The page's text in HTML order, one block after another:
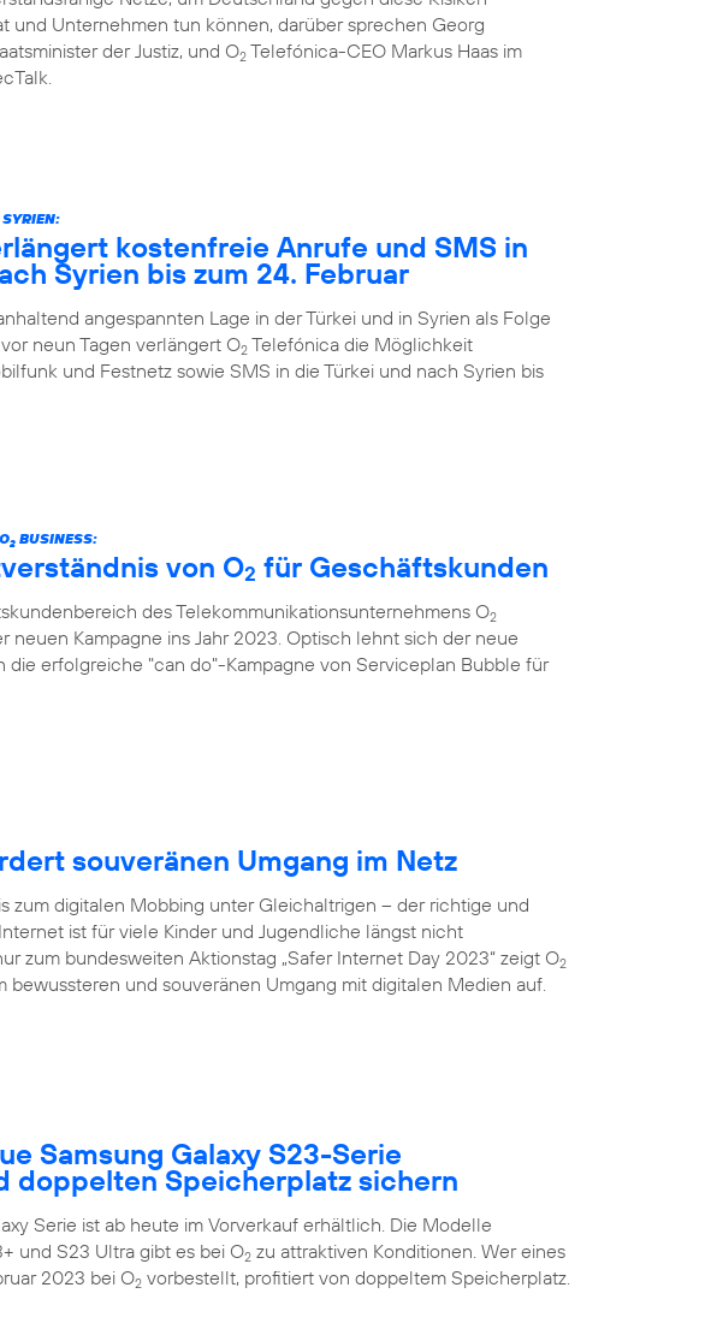
und Unternehmen tun können, darüber sprechen Georg
der Justiz, und O2 Telefónica-CEO Markus Haas im
SYRIEN:
kostenfreie Anrufe und SMS in
Syrien bis zum 24. Februar
angespannten Lage in der Türkei und in Syrien als Folge
neun Tagen verlängert O2 Telefónica die Möglichkeit
und Festnetz sowie SMS in die Türkei und nach Syrien bis
2 BUSINESS:
von O2 für Geschäftskunden
des Telekommunikationsunternehmens O2
neuen Kampagne ins Jahr 2023. Optisch lehnt sich der neue
die erfolgreiche "can do"-Kampagne von Serviceplan Bubble für
souveränen Umgang im Netz
zum digitalen Mobbing unter Gleichaltrigen – der richtige und
ist für viele Kinder und Jugendliche längst nicht
zum bundesweiten Aktionstag „Safer Internet Day 2023“ zeigt O2
bewussteren und souveränen Umgang mit digitalen Medien auf.
Samsung Galaxy S23-Serie
doppelten Speicherplatz sichern
Serie ist ab heute im Vorverkauf erhältlich. Die Modelle
und S23 Ultra gibt es bei O2 zu attraktiven Konditionen. Wer eines
2023 bei O2 vorbestellt, profitiert von doppeltem Speicherplatz.